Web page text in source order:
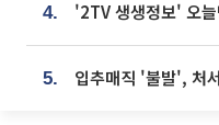
4.
5. 입추매직 '불발', 처